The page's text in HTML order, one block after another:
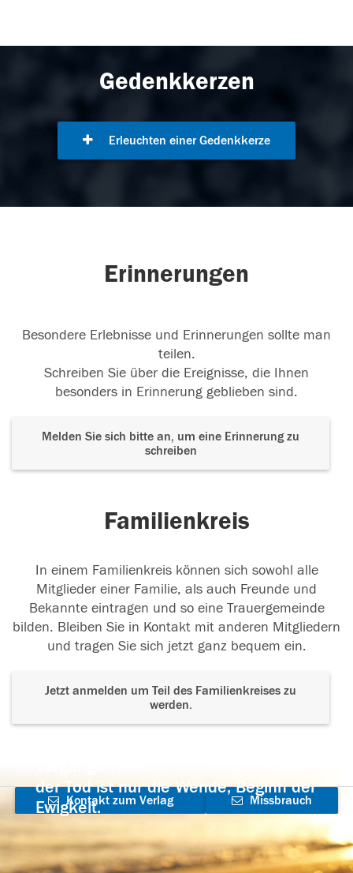
Gedenkkerzen
Erleuchten einer Gedenkkerze
Erinnerungen
Besondere Erlebnisse und Erinnerungen sollte man
teilen.
Schreiben Sie über die Ereignisse, die Ihnen
besonders in Erinnerung geblieben sind.
Melden Sie sich bitte an, um eine Erinnerung zu
schreiben
Familienkreis
In einem Familienkreis können sich sowohl alle
Mitglieder einer Familie, als auch Freunde und
Bekannte eintragen und so eine Trauergemeinde
bilden. Bleiben Sie in Kontakt mit anderen Mitgliedern
und tragen Sie sich jetzt ganz bequem ein.
Jetzt anmelden um Teil des Familienkreises zu
werden.
der Tod ist nur die Wende, Beginn der
Ewigkeit.
Kontakt zum Verlag
aufnehmen
Missbrauch